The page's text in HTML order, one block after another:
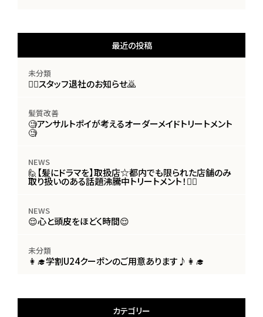
最近の投稿
未分類
🙇‍♀️スタッフ退社のお知らせ🙇
髪質改善
🧐アンサルトポイが考えるオーダーメイドトリートメント
🧐
NEWS
🙋【髪にドラマを】取扱店☆都内でも限られた店舗のみ
取り扱いのある話題沸騰中トリートメント！🙋‍♀️
NEWS
😌心と頭皮をほどく時間😌
未分類
👩‍🎓学割U24クーポンのご用意あります♪👩‍🎓
カテゴリー